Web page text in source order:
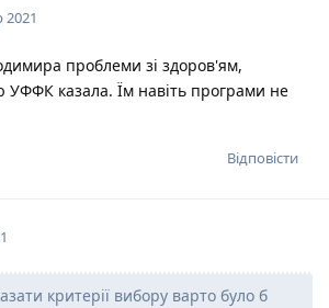
2021
проблеми зі здоров'ям,
УФФК казала. Їм навіть програми не
Відповісти
критерії вибору варто було б